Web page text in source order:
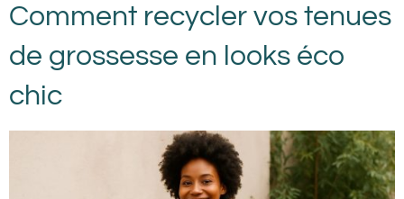
Comment recycler vos tenues
de grossesse en looks éco
chic